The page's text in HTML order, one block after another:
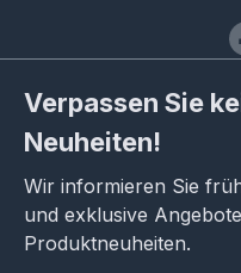
Verpassen Sie
Neuheiten!
Wir informieren Sie
und exklusive
Produktneuheiten.